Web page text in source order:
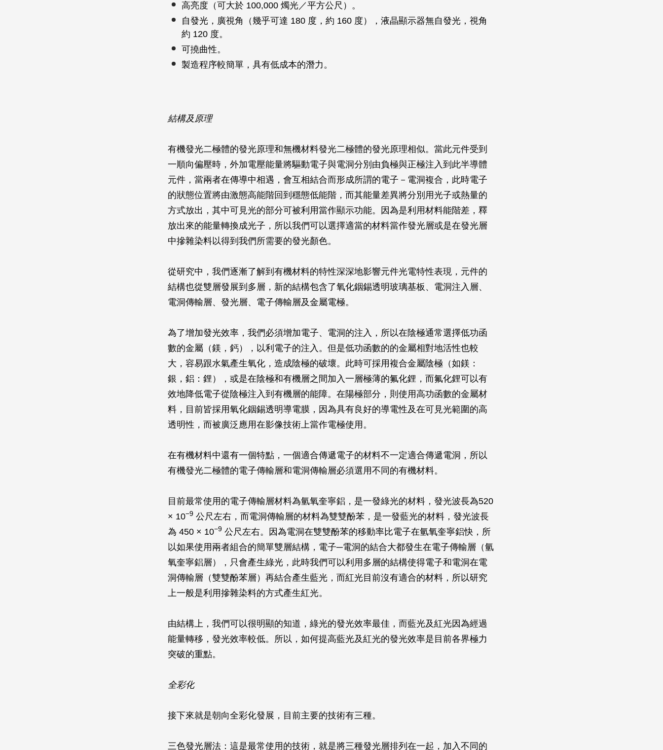
高亮度（可大於 100,000 燭光／平方公尺）。
自發光，廣視角（幾乎可達 180 度，約 160 度），液晶顯示器無自發光，視角
約 120 度。
可撓曲性。
製造程序較簡單，具有低成本的潛力。
結構及原理
有機發光二極體的發光原理和無機材料發光二極體的發光原理相似。當此元件受到
一順向偏壓時，外加電壓能量將驅動電子與電洞分別由負極與正極注入到此半導體
元件，當兩者在傳導中相遇，會互相結合而形成所謂的電子－電洞複合，此時電子
的狀態位置將由激態高能階回到穩態低能階，而其能量差異將分別用光子或熱量的
方式放出，其中可見光的部分可被利用當作顯示功能。因為是利用材料能階差，釋
放出來的能量轉換成光子，所以我們可以選擇適當的材料當作發光層或是在發光層
中摻雜染料以得到我們所需要的發光顏色。
從研究中，我們逐漸了解到有機材料的特性深深地影響元件光電特性表現，元件的
結構也從雙層發展到多層，新的結構包含了氧化銦錫透明玻璃基板、電洞注入層、
電洞傳輸層、發光層、電子傳輸層及金屬電極。
為了增加發光效率，我們必須增加電子、電洞的注入，所以在陰極通常選擇低功函
數的金屬（鎂，鈣），以利電子的注入。但是低功函數的的金屬相對地活性也較
大，容易跟水氣產生氧化，造成陰極的破壞。此時可採用複合金屬陰極（如鎂：
銀，鋁：鋰），或是在陰極和有機層之間加入一層極薄的氟化鋰，而氟化鋰可以有
效地降低電子從陰極注入到有機層的能障。在陽極部分，則使用高功函數的金屬材
料，目前皆採用氧化銦錫透明導電膜，因為具有良好的導電性及在可見光範圍的高
透明性，而被廣泛應用在影像技術上當作電極使用。
在有機材料中還有一個特點，一個適合傳遞電子的材料不一定適合傳遞電洞，所以
有機發光二極體的電子傳輸層和電洞傳輸層必須選用不同的有機材料。
目前最常使用的電子傳輸層材料為氫氧奎寧鋁，是一發綠光的材料，發光波長為520
× 10−9 公尺左右，而電洞傳輸層的材料為雙雙酚苯，是一發藍光的材料，發光波長
為 450 × 10−9 公尺左右。因為電洞在雙雙酚苯的移動率比電子在氫氧奎寧鋁快，所
以如果使用兩者組合的簡單雙層結構，電子─電洞的結合大都發生在電子傳輸層（氫
氧奎寧鋁層），只會產生綠光，此時我們可以利用多層的結構使得電子和電洞在電
洞傳輸層（雙雙酚苯層）再結合產生藍光，而紅光目前沒有適合的材料，所以研究
上一般是利用摻雜染料的方式產生紅光。
由結構上，我們可以很明顯的知道，綠光的發光效率最佳，而藍光及紅光因為經過
能量轉移，發光效率較低。所以，如何提高藍光及紅光的發光效率是目前各界極力
突破的重點。
全彩化
接下來就是朝向全彩化發展，目前主要的技術有三種。
三色發光層法 ：這是最常使用的技術，就是將三種發光層排列在一起，加入不同的